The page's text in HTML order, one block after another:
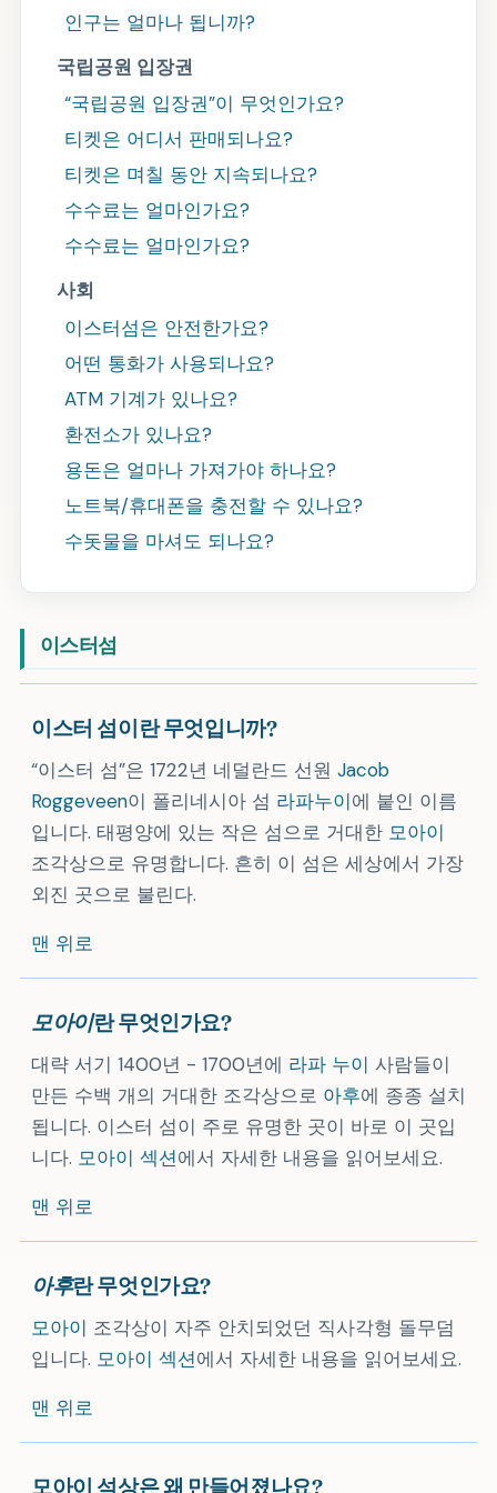
인구는 얼마나 됩니까?
국립공원 입장권
국립공원 입장권 이 무엇인가요?
티켓은 어디서 판매되나요?
티켓은 며칠 동안 지속되나요?
수수료는 얼마인가요?
수수료는 얼마인가요?
사회
이스터섬은 안전한가요?
어떤 통화가 사용되나요?
ATM 기계가 있나요?
환전소가 있나요?
용돈은 얼마나 가져가야 하나요?
노트북/휴대폰을 충전할 수 있나요?
수돗물을 마셔도 되나요?
이스터섬
이스터 섬이란 무엇입니까?
이스터 섬 은 1722년 네덜란드 선원 Jacob
Roggeveen이 폴리네시아 섬 라파누이에 붙인 이름
입니다. 태평양에 있는 작은 섬으로 거대한 모아이
조각상으로 유명합니다. 흔히 이 섬은 세상에서 가장
외진 곳으로 불린다.
맨 위로
모아이란 무엇인가요?
대략 서기 1400년 - 1700년에 라파 누이 사람들이
만든 수백 개의 거대한 조각상으로 아후에 종종 설치
됩니다. 이스터 섬이 주로 유명한 곳이 바로 이 곳입
니다. 모아이 섹션에서 자세한 내용을 읽어보세요.
맨 위로
아후란 무엇인가요?
모아이 조각상이 자주 안치되었던 직사각형 돌무덤
입니다. 모아이 섹션에서 자세한 내용을 읽어보세요.
맨 위로
모아이 석상은 왜 만들어졌나요?